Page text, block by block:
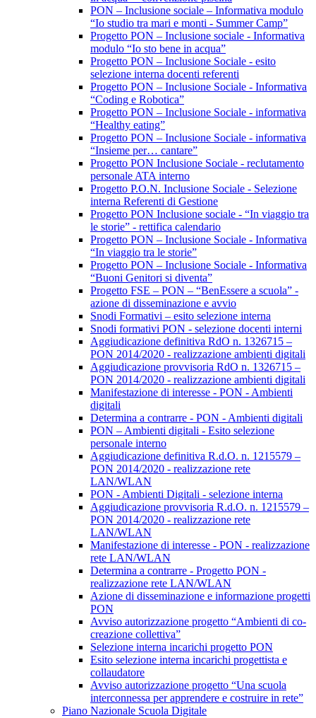
PON – Inclusione sociale – Informativa modulo
“Io studio tra mari e monti - Summer Camp”
Progetto PON – Inclusione sociale - Informativa
modulo “Io sto bene in acqua”
Progetto PON – Inclusione Sociale - esito
selezione interna docenti referenti
Progetto PON – Inclusione Sociale - Informativa
“Coding e Robotica”
Progetto PON – Inclusione Sociale - informativa
“Healthy eating”
Progetto PON – Inclusione Sociale - informativa
“Insieme per… cantare”
Progetto PON Inclusione Sociale - reclutamento
personale ATA interno
Progetto P.O.N. Inclusione Sociale - Selezione
interna Referenti di Gestione
Progetto PON Inclusione sociale - “In viaggio tra
le storie” - rettifica calendario
Progetto PON – Inclusione Sociale - Informativa
“In viaggio tra le storie”
Progetto PON – Inclusione Sociale - Informativa
“Buoni Genitori si diventa”
Progetto FSE – PON – “BenEssere a scuola” -
azione di disseminazione e avvio
Snodi Formativi – esito selezione interna
Snodi formativi PON - selezione docenti interni
Aggiudicazione definitiva RdO n. 1326715 –
PON 2014/2020 - realizzazione ambienti digitali
Aggiudicazione provvisoria RdO n. 1326715 –
PON 2014/2020 - realizzazione ambienti digitali
Manifestazione di interesse - PON - Ambienti
digitali
Determina a contrarre - PON - Ambienti digitali
PON – Ambienti digitali - Esito selezione
personale interno
Aggiudicazione definitiva R.d.O. n. 1215579 –
PON 2014/2020 - realizzazione rete
LAN/WLAN
PON - Ambienti Digitali - selezione interna
Aggiudicazione provvisoria R.d.O. n. 1215579 –
PON 2014/2020 - realizzazione rete
LAN/WLAN
Manifestazione di interesse - PON - realizzazione
rete LAN/WLAN
Determina a contrarre - Progetto PON -
realizzazione rete LAN/WLAN
Azione di disseminazione e informazione progetti
PON
Avviso autorizzazione progetto “Ambienti di co-
creazione collettiva”
Selezione interna incarichi progetto PON
Esito selezione interna incarichi progettista e
collaudatore
Avviso autorizzazione progetto “Una scuola
interconnessa per apprendere e costruire in rete”
Piano Nazionale Scuola Digitale